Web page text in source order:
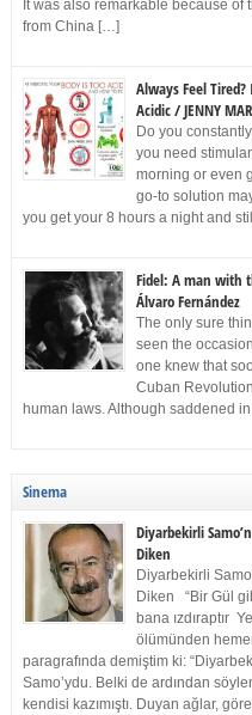
It was also remarkable because
from China […]
Always Feel Tired?
Acidic / JENNY
Do you
you need
morning or even
go-to solution
you get your 8 hours a night and
Fidel: A man with
Álvaro Fernández
The only sure
seen the
one knew that
Cuban
human laws. Although saddened
Sinema
Diyarbekirli
Diken
Diyarbekirli
Diken “Bir Gül
bana ızdıraptır
ölümünden
paragrafında demiştim ki:
Samo’ydu. Belki de ardından
kendisi kazımıştı. Duyan ağlar,